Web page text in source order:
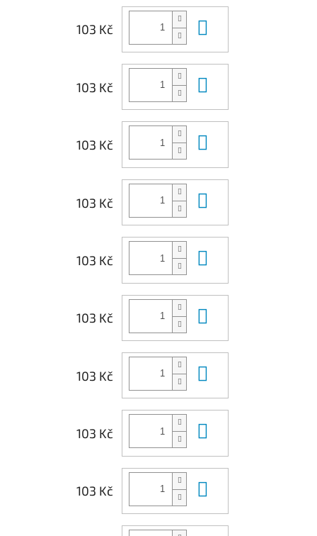
103 Kč
103 Kč
103 Kč
103 Kč
103 Kč
103 Kč
103 Kč
103 Kč
103 Kč